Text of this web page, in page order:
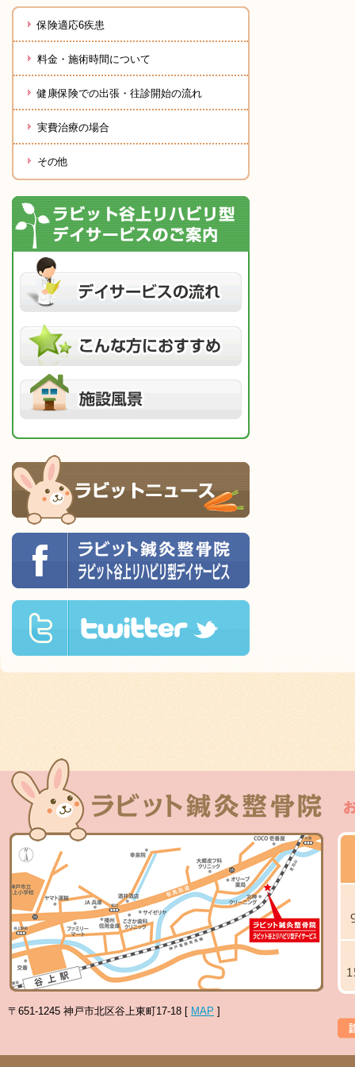
保険適応6疾患
料金・施術時間について
健康保険での出張・往診開始の流れ
実費治療の場合
その他
〒651-1245 神戸市北区谷上東町17-18 [ MAP ]